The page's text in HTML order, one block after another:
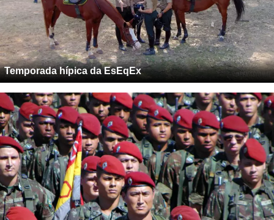
Temporada hípica da EsEqEx